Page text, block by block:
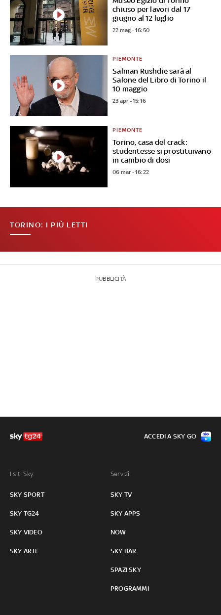
chiuso per lavori dal 17
giugno al 12 luglio
22 mag - 16:50
Salman Rushdie sarà al
Salone del Libro di Torino il
10 maggio
PIEMONTE
23 apr - 15:16
Torino, casa del crack:
studentesse si prostituivano
in cambio di dosi
PIEMONTE
06 mar - 16:22
TORINO: I PIÙ LETTI
PUBBLICITÀ
I siti Sky:
SKY SPORT
SKY TG24
SKY VIDEO
SKY ARTE
Servizi:
SKY TV
SKY APPS
NOW
SKY BAR
SPAZI SKY
PROGRAMMI
ACCEDI A SKY GO